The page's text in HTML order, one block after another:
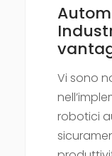
Vi sono
robotici